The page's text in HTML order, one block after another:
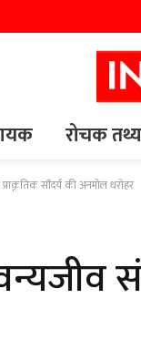
रोचक तथ्य
सौंदर्य की अनमोल धरोहर